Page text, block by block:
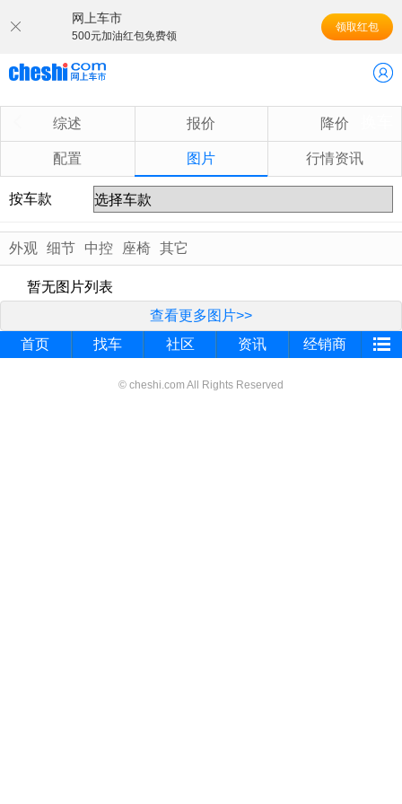
网上车市
500元加油红包免费领
领取红包
综述 报价 降价
配置 图片 行情资讯
按车款
外观 细节 中控 座椅 其它
暂无图片列表
查看更多图片>>
首页
找车 社区 资讯 经销商
© cheshi.com All Rights Reserved